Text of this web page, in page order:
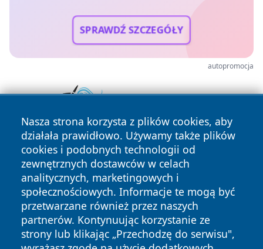
SPRAWDŹ SZCZEGÓŁY
autopromocja
Nasza strona korzysta z plików cookies, aby
działała prawidłowo. Używamy także plików
cookies i podobnych technologii od
zewnętrznych dostawców w celach
analitycznych, marketingowych i
społecznościowych. Informacje te mogą być
przetwarzane również przez naszych
partnerów. Kontynuując korzystanie ze
strony lub klikając „Przechodzę do serwisu",
Copyright © 2026 irybnik.pl Wszystkie prawa zastrzeżone.